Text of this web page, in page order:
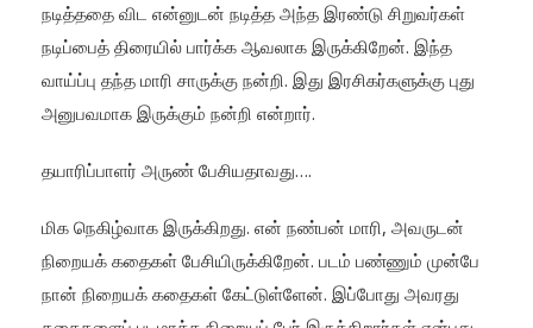
நடித்ததை விட என்னுடன் நடித்த அந்த இரண்டு சிறுவர்கள்
நடிப்பைத் திரையில் பார்க்க ஆவலாக இருக்கிறேன். இந்த
வாய்ப்பு தந்த மாரி சாருக்கு நன்றி. இது இரசிகர்களுக்கு புது
அனுபவமாக இருக்கும் நன்றி என்றார்.
தயாரிப்பாளர் அருண் பேசியதாவது….
மிக நெகிழ்வாக இருக்கிறது. என் நண்பன் மாரி, அவருடன்
நிறையக் கதைகள் பேசியிருக்கிறேன். படம் பண்ணும் முன்பே
நான் நிறையக் கதைகள் கேட்டுள்ளேன். இப்போது அவரது